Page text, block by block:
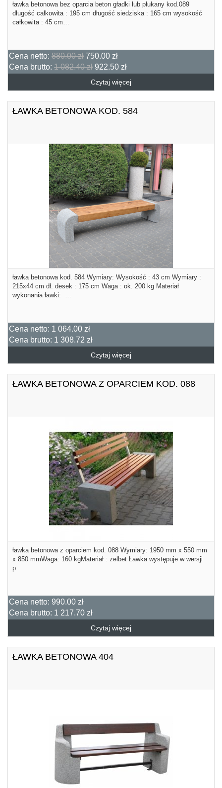
ławka betonowa bez oparcia beton gładki lub płukany kod.089
długość całkowita : 195 cm długość siedziska : 165 cm wysokość
całkowita : 45 cm…
Cena netto: 880.00 zł 750.00 zł
Cena brutto: 1 082.40 zł 922.50 zł
Czytaj więcej
ŁAWKA BETONOWA KOD. 584
ławka betonowa kod. 584 Wymiary: Wysokość : 43 cm Wymiary :
215x44 cm dł. desek : 175 cm Waga : ok. 200 kg Materiał
wykonania ławki: …
Cena netto: 1 064.00 zł
Cena brutto: 1 308.72 zł
Czytaj więcej
ŁAWKA BETONOWA Z OPARCIEM KOD. 088
ławka betonowa z oparciem kod. 088 Wymiary: 1950 mm x 550 mm
x 850 mmWaga: 160 kgMateriał : żelbet Ławka występuje w wersji
p…
Cena netto: 990.00 zł
Cena brutto: 1 217.70 zł
Czytaj więcej
ŁAWKA BETONOWA 404